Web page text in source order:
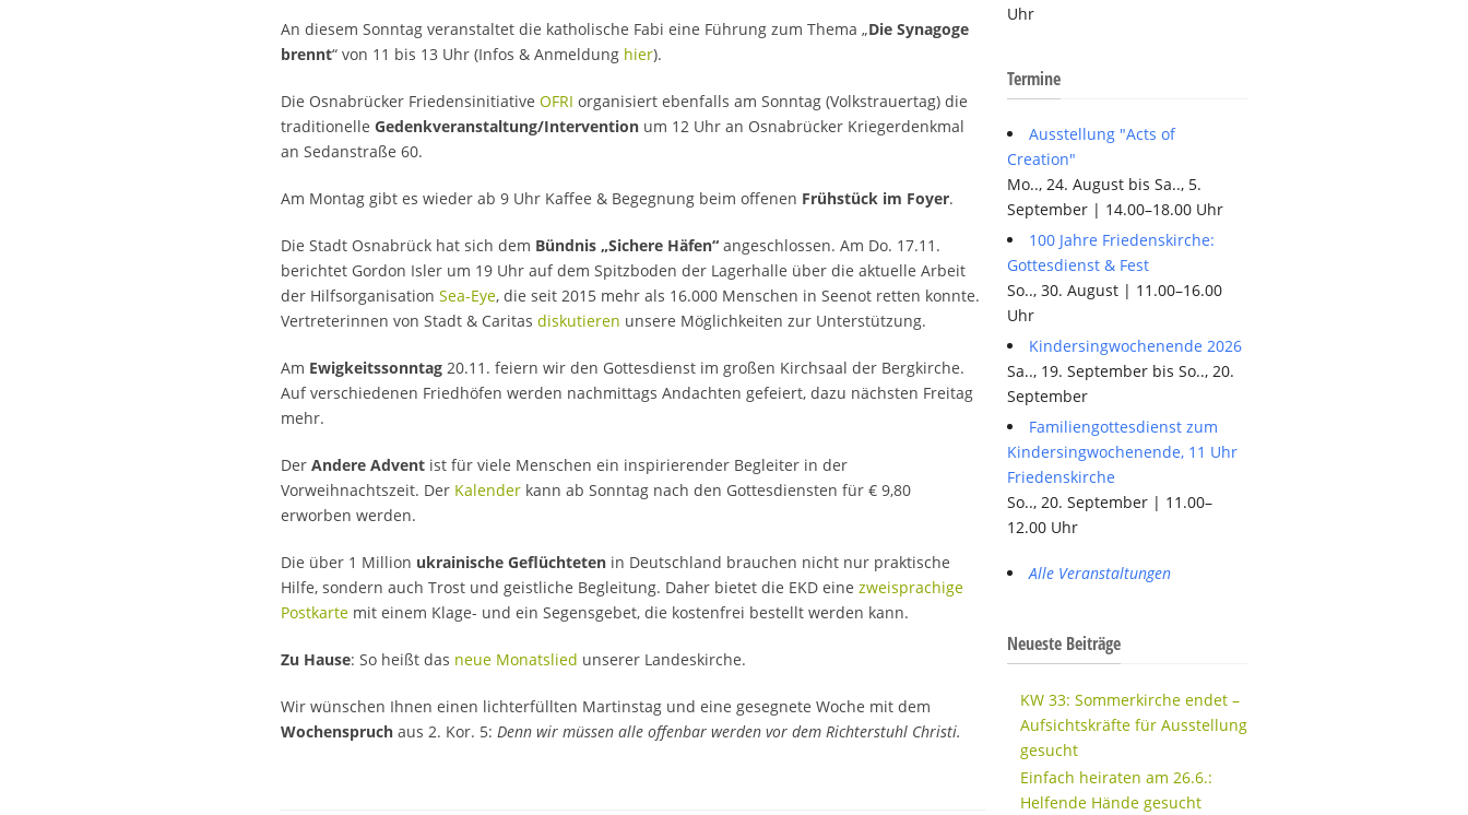
An diesem Sonntag veranstaltet die katholische Fabi eine Führung zum Thema „Die Synagoge
brennt“ von 11 bis 13 Uhr (Infos & Anmeldung hier).
Die Osnabrücker Friedensinitiative OFRI organisiert ebenfalls am Sonntag (Volkstrauertag) die
traditionelle Gedenkveranstaltung/Intervention um 12 Uhr an Osnabrücker Kriegerdenkmal
an Sedanstraße 60.
Am Montag gibt es wieder ab 9 Uhr Kaffee & Begegnung beim offenen Frühstück im Foyer.
Die Stadt Osnabrück hat sich dem Bündnis „Sichere Häfen“ angeschlossen. Am Do. 17.11.
berichtet Gordon Isler um 19 Uhr auf dem Spitzboden der Lagerhalle über die aktuelle Arbeit
der Hilfsorganisation Sea-Eye, die seit 2015 mehr als 16.000 Menschen in Seenot retten konnte.
Vertreterinnen von Stadt & Caritas diskutieren unsere Möglichkeiten zur Unterstützung.
Am Ewigkeitssonntag 20.11. feiern wir den Gottesdienst im großen Kirchsaal der Bergkirche.
Auf verschiedenen Friedhöfen werden nachmittags Andachten gefeiert, dazu nächsten Freitag
mehr.
Der Andere Advent ist für viele Menschen ein inspirierender Begleiter in der
Vorweihnachtszeit. Der Kalender kann ab Sonntag nach den Gottesdiensten für € 9,80
erworben werden.
Die über 1 Million ukrainische Geflüchteten in Deutschland brauchen nicht nur praktische
Hilfe, sondern auch Trost und geistliche Begleitung. Daher bietet die EKD eine zweisprachige
Postkarte mit einem Klage- und ein Segensgebet, die kostenfrei bestellt werden kann.
Zu Hause: So heißt das neue Monatslied unserer Landeskirche.
Wir wünschen Ihnen einen lichterfüllten Martinstag und eine gesegnete Woche mit dem
Wochenspruch aus 2. Kor. 5: Denn wir müssen alle offenbar werden vor dem Richterstuhl Christi.
Uhr
Termine
Ausstellung "Acts of
Creation"
Mo.., 24. August bis Sa.., 5.
September | 14.00–18.00 Uhr
100 Jahre Friedenskirche:
Gottesdienst & Fest
So.., 30. August | 11.00–16.00
Uhr
Kindersingwochenende 2026
Sa.., 19. September bis So.., 20.
September
Familiengottesdienst zum
Kindersingwochenende, 11 Uhr
Friedenskirche
So.., 20. September | 11.00–
12.00 Uhr
Alle Veranstaltungen
Neueste Beiträge
KW 33: Sommerkirche endet –
Aufsichtskräfte für Ausstellung
gesucht
Einfach heiraten am 26.6.:
Helfende Hände gesucht